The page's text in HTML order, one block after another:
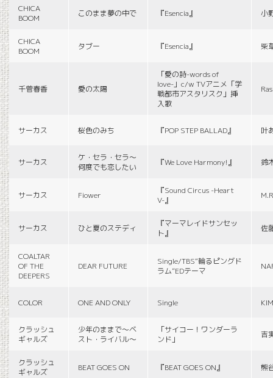
CHICA
BOOM
このまま夢の中で 『Esencia』 小
CHICA
BOOM
タブー 『Esencia』 柴
千菅春香 愛の太陽
「愛の詩-words of
love-」c/w TVアニメ「学
戦都市アスタリスク」挿
入歌
サーカス 桜色のみち 『POP STEP BALLAD』 叶
サーカス
ケ・セラ・セラ〜
何度でも恋したい
『We Love Harmony!』 鈴
サーカス Fiower
『Sound Circus -Heart
V-』
サーカス ひと夏のステディ
『マーマレイドサンセッ
ト』
佐
COALTAR
OF THE
DEEPERS
DEAR FUTURE
Single/TBS“輪るピングド
ラム”EDテーマ
COLOR ONE AND ONLY Single
クラッシュ
ギャルズ
少年のままで〜ベ
スト・ライバル〜
「サイコー！ワンダーラ
ンド」
吉
クラッシュ
ギャルズ
BEAT GOES ON 『BEAT GOES ON』 熊